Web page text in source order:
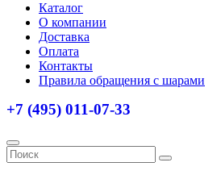
Каталог
О компании
Доставка
Оплата
Контакты
Правила обращения с шарами
+7 (495) 011-07-33